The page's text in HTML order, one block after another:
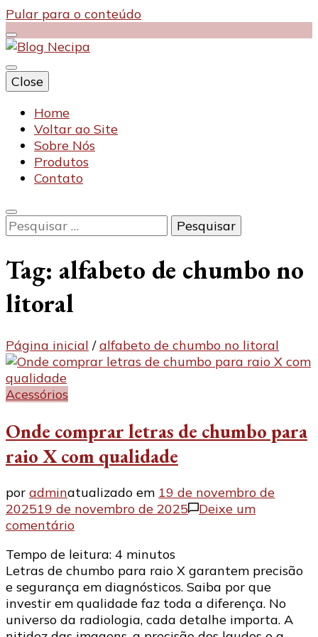
Pular para o conteúdo
Blog Necipa
Close
Home
Voltar ao Site
Sobre Nós
Produtos
Contato
Pesquisar
por:
Tag: alfabeto de chumbo no
litoral
Página inicial / alfabeto de chumbo no litoral
Acessórios
Onde comprar letras de chumbo para
raio X com qualidade
por adminatualizado em 19 de novembro de
202519 de novembro de 2025
Deixe um
comentárioem
comprar
letras
de
chumbo
para
Tempo de leitura: 4 minutos
Letras de chumbo para raio X garantem precisão
e segurança em diagnósticos. Saiba por que
investir em qualidade faz toda a diferença. No
universo da radiologia, cada detalhe importa. A